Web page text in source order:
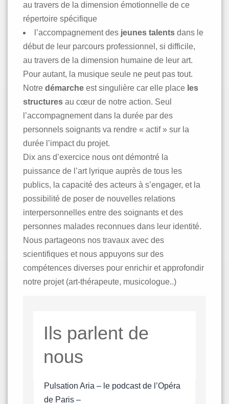
au travers de la dimension émotionnelle de ce
répertoire spécifique
l’accompagnement des jeunes talents dans le
début de leur parcours professionnel, si difficile,
au travers de la dimension humaine de leur art.
Pour autant, la musique seule ne peut pas tout.
Notre démarche est singulière car elle place les
structures au cœur de notre action. Seul
l’accompagnement dans la durée par des
personnels soignants va rendre « actif » sur la
durée l’impact du projet.
Dix ans d’exercice nous ont démontré la
puissance de l’art lyrique auprès de tous les
publics, la capacité des acteurs à s’engager, et la
possibilité de poser de nouvelles relations
interpersonnelles entre des soignants et des
personnes malades reconnues dans leur identité.
Nous partageons nos travaux avec des
scientifiques et nous appuyons sur des
compétences diverses pour enrichir et approfondir
notre projet (art-thérapeute, musicologue..)
Ils parlent de
nous
Pulsation Aria – le podcast de l’Opéra
de Paris –